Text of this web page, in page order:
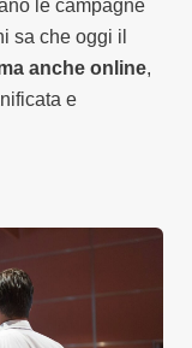
le campagne
sa che oggi il
anche online,
e